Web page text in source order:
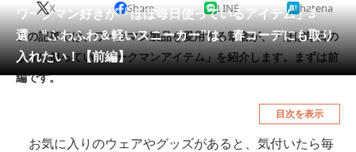
ペット 家電
工具・DIY 本・DVD・CD
生活家電 生活用品
腕時計 車・バイク
ワークマン好きが「ほぼ毎日使っているアイテム」3
選 “ふわふわ＆軽いスニーカー”は、春コーデにも取り
入れたい！【前編】
X Share LINE hatena
この記事では、ワークマン製品を愛用する筆者が、「ほぼ毎日の
ように使っているワークマンアイテム」を紹介します。まずは前
編です。
目次を表示
お気に入りのウェアやグッズがあると、気付いたら毎